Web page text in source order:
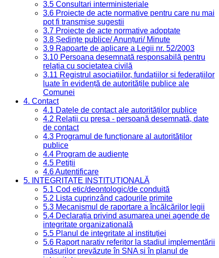
3.5 Consultari interministeriale
3.6 Proiecte de acte normative pentru care nu mai
pot fi transmise sugestii
3.7 Proiecte de acte normative adoptate
3.8 Ședințe publice/ Anunțuri/ Minute
3.9 Rapoarte de aplicare a Legii nr. 52/2003
3.10 Persoana desemnată responsabilă pentru
relația cu societatea civilă
3.11 Registrul asociațiilor, fundațiilor și federațiilor
luate în evidență de autoritățile publice ale
Comunei
4. Contact
4.1 Datele de contact ale autorităților publice
4.2 Relații cu presa - persoană desemnată, date
de contact
4.3 Programul de funcționare al autorităților
publice
4.4 Program de audiențe
4.5 Petiții
4.6 Autentificare
5. INTEGRITATE INSTITUȚIONALĂ
5.1 Cod etic/deontologic/de conduită
5.2 Lista cuprinzând cadourile primite
5.3 Mecanismul de raportare a încălcărilor legii
5.4 Declarația privind asumarea unei agende de
integritate organizațională
5.5 Planul de integritate al instituției
5.6 Raport narativ referitor la stadiul implementării
măsurilor prevăzute în SNA și în planul de